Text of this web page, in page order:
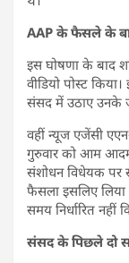
AAP के फैसले के
इस घोषणा के बाद
वीडियो पोस्ट
संसद में उठाए उनके
वहीं न्यूज एजेंसी
गुरुवार को आम
संशोधन विधेयक पर
फैसला इसलिए लिया
समय निर्धारित नहीं
संसद के पिछले दो